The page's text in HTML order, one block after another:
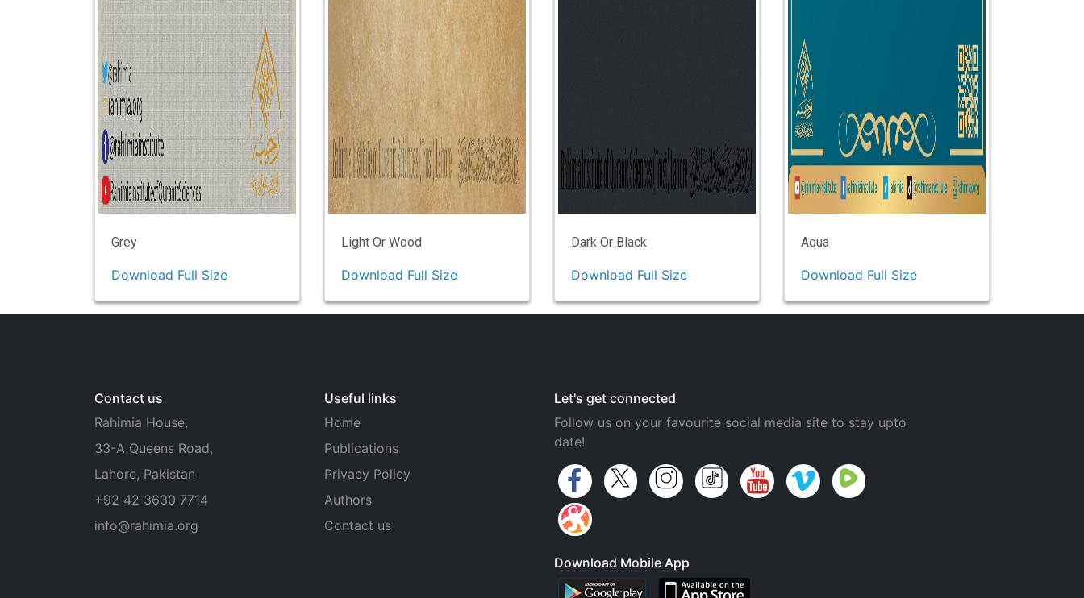
Grey
Download Full Size
Light Or Wood
Download Full Size
Dark Or Black
Download Full Size
Aqua
Download Full Size
Contact us
Rahimia House,
33-A Queens Road,
Lahore, Pakistan
+92 42 3630 7714
info@rahimia.org
Useful links
Home
Publications
Privacy Policy
Authors
Contact us
Let's get connected
Follow us on your favourite social media site to stay upto
date!
Download Mobile App